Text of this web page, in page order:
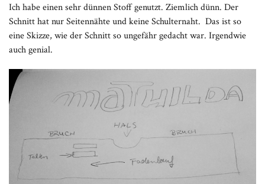
Ich habe einen sehr dünnen Stoff genutzt. Ziemlich dünn. Der
Schnitt hat nur Seitennähte und keine Schulternaht. Das ist so
eine Skizze, wie der Schnitt so ungefähr gedacht war. Irgendwie
auch genial.